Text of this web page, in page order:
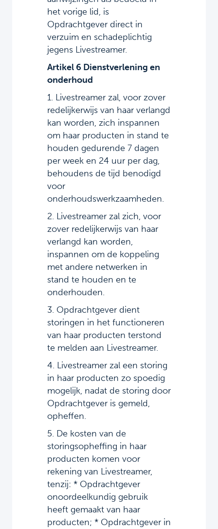
het vorige lid, is
Opdrachtgever direct in
verzuim en schadeplichtig
jegens Livestreamer.
Artikel 6 Dienstverlening en
onderhoud
1. Livestreamer zal, voor zover
redelijkerwijs van haar verlangd
kan worden, zich inspannen
om haar producten in stand te
houden gedurende 7 dagen
per week en 24 uur per dag,
behoudens de tijd benodigd
voor
onderhoudswerkzaamheden.
2. Livestreamer zal zich, voor
zover redelijkerwijs van haar
verlangd kan worden,
inspannen om de koppeling
met andere netwerken in
stand te houden en te
onderhouden.
3. Opdrachtgever dient
storingen in het functioneren
van haar producten terstond
te melden aan Livestreamer.
4. Livestreamer zal een storing
in haar producten zo spoedig
mogelijk, nadat de storing door
Opdrachtgever is gemeld,
opheffen.
5. De kosten van de
storingsopheffing in haar
producten komen voor
rekening van Livestreamer,
tenzij: * Opdrachtgever
onoordeelkundig gebruik
heeft gemaakt van haar
producten; * Opdrachtgever in